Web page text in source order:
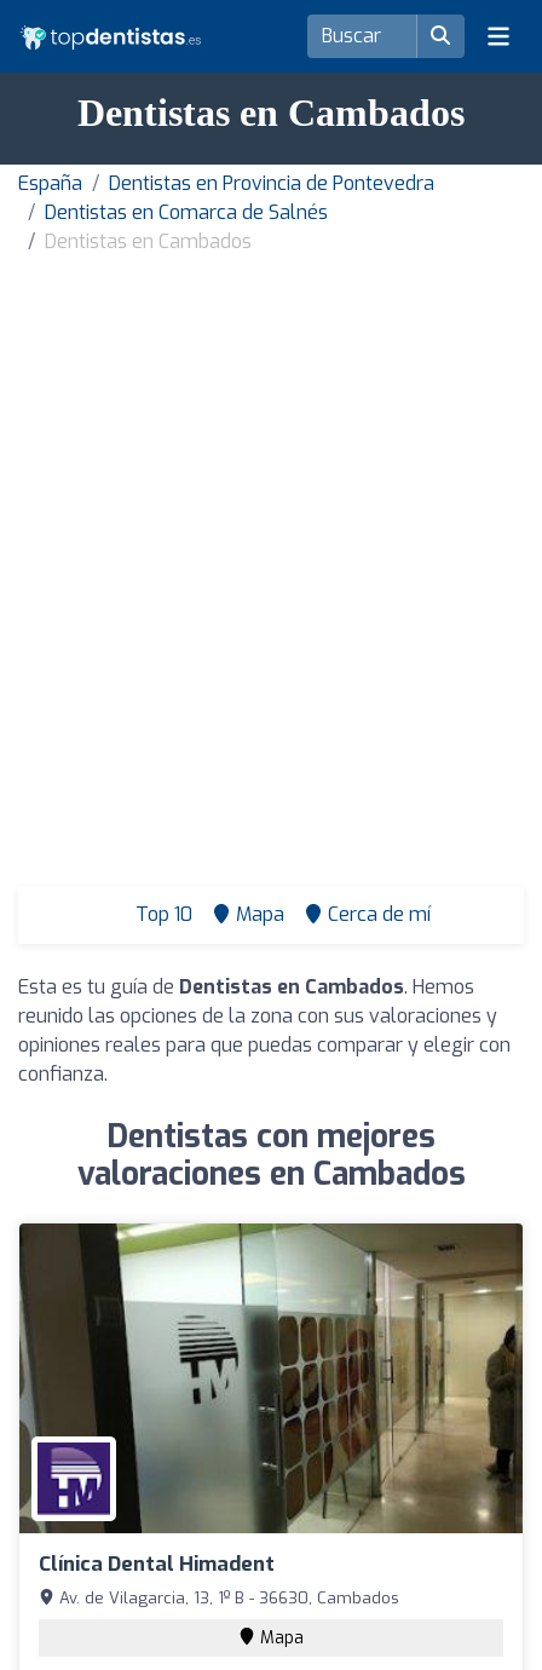
Dentistas en Cambados
España
Dentistas en Provincia de Pontevedra
Dentistas en Comarca de Salnés
Dentistas en Cambados
Top 10 Mapa Cerca de mí
Esta es tu guía de Dentistas en Cambados. Hemos
reunido las opciones de la zona con sus valoraciones y
opiniones reales para que puedas comparar y elegir con
confianza.
Dentistas con mejores
valoraciones en Cambados
Clínica Dental Himadent
Av. de Vilagarcia, 13, 1º B - 36630, Cambados
Mapa